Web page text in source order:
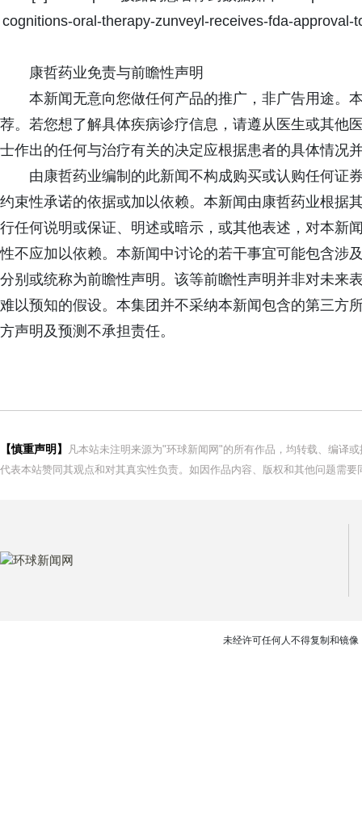
cognitions-oral-therapy-zunveyl-receives-fda-approval-
康哲药业免责与前瞻性声明
本新闻无意向您做任何产品的推广，非广告用途。
荐。若您想了解具体疾病诊疗信息，请遵从医生或其他
士作出的任何与治疗有关的决定应根据患者的具体情况
由康哲药业编制的此新闻不构成购买或认购任何证
约束性承诺的依据或加以依赖。本新闻由康哲药业根据
行任何说明或保证、明述或暗示，或其他表述，对本新
性不应加以依赖。本新闻中讨论的若干事宜可能包含涉
分别或统称为前瞻性声明。该等前瞻性声明并非对未来
难以预知的假设。本集团并不采纳本新闻包含的第三方
方声明及预测不承担责任。
【慎重声明】
凡本站未注明来源为"环球新闻网"的所有作品，均转载、编译
代表本站赞同其观点和对其真实性负责。如因作品内容、版权和其他问题需
未经许可任何人不得复制和镜